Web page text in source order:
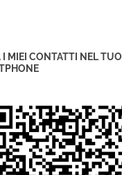
I MIEI CONTATTI NEL TUO